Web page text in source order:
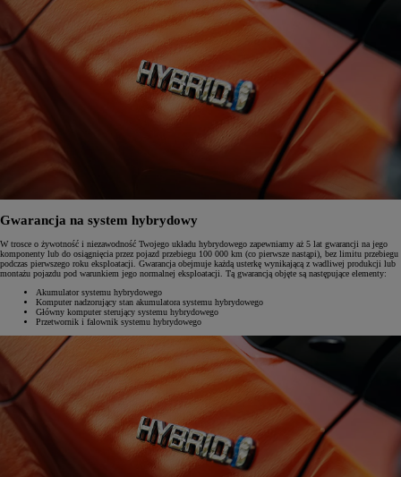
Gwarancja na system hybrydowy
W trosce o żywotność i niezawodność Twojego układu hybrydowego zapewniamy aż 5 lat gwarancji na jego
komponenty lub do osiągnięcia przez pojazd przebiegu 100 000 km (co pierwsze nastąpi), bez limitu przebiegu
podczas pierwszego roku eksploatacji. Gwarancja obejmuje każdą usterkę wynikającą z wadliwej produkcji lub
montażu pojazdu pod warunkiem jego normalnej eksploatacji. Tą gwarancją objęte są następujące elementy:
Akumulator systemu hybrydowego
Komputer nadzorujący stan akumulatora systemu hybrydowego
Główny komputer sterujący systemu hybrydowego
Przetwornik i falownik systemu hybrydowego